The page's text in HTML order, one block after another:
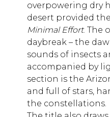
overpowering dry
desert provided
Minimal Effort. The
daybreak – the
sounds of insects
accompanied by
section is the
and full of stars,
the constellations.